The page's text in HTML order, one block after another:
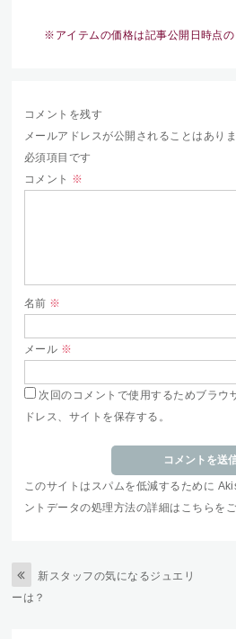
※アイテムの価格は記事公開日時点の
コメントを残す
メールアドレスが公開されることはありま
必須項目です
コメント ※
名前 ※
メール ※
次回のコメントで使用するためブラウ
ドレス、サイトを保存する。
このサイトはスパムを低減するために
ントデータの処理方法の詳細はこちらを
新スタッフの気になるジュエリ
ーは？